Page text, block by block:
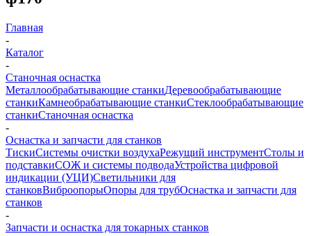
Главная
-
Каталог
-
Станочная оснастка
Металлообрабатывающие станкиДеревообрабатывающие
станкиКамнеобрабатывающие станкиСтеклообрабатывающие
станкиСтаночная оснастка
-
Оснастка и запчасти для станков
ТискиСистемы очистки воздухаРежущий инструментСтолы и
подставкиСОЖ и системы подводаУстройства цифровой
индикации (УЦИ)Светильники для
станковВиброопорыОпоры для трубОснастка и запчасти для
станков
-
Запчасти и оснастка для токарных станков